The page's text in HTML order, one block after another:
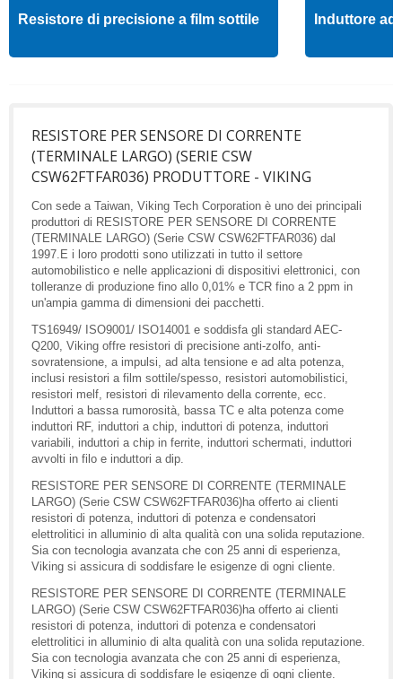
Resistore di precisione a film sottile Induttore
RESISTORE PER SENSORE DI CORRENTE
(TERMINALE LARGO) (SERIE CSW
CSW62FTFAR036) PRODUTTORE - VIKING
Con sede a Taiwan, Viking Tech Corporation è uno dei principali
produttori di RESISTORE PER SENSORE DI CORRENTE
(TERMINALE LARGO) (Serie CSW CSW62FTFAR036) dal
1997.E i loro prodotti sono utilizzati in tutto il settore
automobilistico e nelle applicazioni di dispositivi elettronici, con
tolleranze di produzione fino allo 0,01% e TCR fino a 2 ppm in
un'ampia gamma di dimensioni dei pacchetti.
TS16949/ ISO9001/ ISO14001 e soddisfa gli standard AEC-
Q200, Viking offre resistori di precisione anti-zolfo, anti-
sovratensione, a impulsi, ad alta tensione e ad alta potenza,
inclusi resistori a film sottile/spesso, resistori automobilistici,
resistori melf, resistori di rilevamento della corrente, ecc.
Induttori a bassa rumorosità, bassa TC e alta potenza come
induttori RF, induttori a chip, induttori di potenza, induttori
variabili, induttori a chip in ferrite, induttori schermati, induttori
avvolti in filo e induttori a dip.
RESISTORE PER SENSORE DI CORRENTE (TERMINALE
LARGO) (Serie CSW CSW62FTFAR036)ha offerto ai clienti
resistori di potenza, induttori di potenza e condensatori
elettrolitici in alluminio di alta qualità con una solida reputazione.
Sia con tecnologia avanzata che con 25 anni di esperienza,
Viking si assicura di soddisfare le esigenze di ogni cliente.
RESISTORE PER SENSORE DI CORRENTE (TERMINALE
LARGO) (Serie CSW CSW62FTFAR036)ha offerto ai clienti
resistori di potenza, induttori di potenza e condensatori
elettrolitici in alluminio di alta qualità con una solida reputazione.
Sia con tecnologia avanzata che con 25 anni di esperienza,
Viking si assicura di soddisfare le esigenze di ogni cliente.